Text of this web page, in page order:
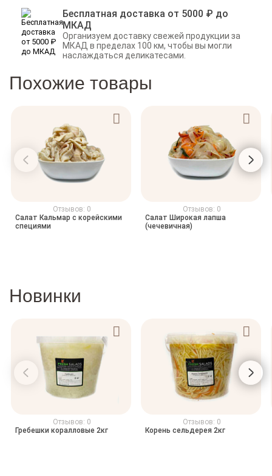
Бесплатная доставка от 5000 ₽ до
МКАД
Организуем доставку свежей продукции за
МКАД в пределах 100 км, чтобы вы могли
наслаждаться деликатесами.
Похожие товары
Отзывов: 0
Салат Кальмар с корейскими
специями
Отзывов: 0
Салат Широкая лапша
(чечевичная)
Новинки
Отзывов: 0
Гребешки коралловые 2кг
Отзывов: 0
Корень сельдерея 2кг